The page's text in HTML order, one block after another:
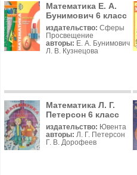
Математика Е. А.
Бунимович 6 класс
издательство: Сферы
Просвещение
авторы: Е. А. Бунимович
Л. В. Кузнецова
Математика Л. Г.
Петерсон 6 класс
издательство: Ювента
авторы: Л. Г. Петерсон
Г. В. Дорофеев